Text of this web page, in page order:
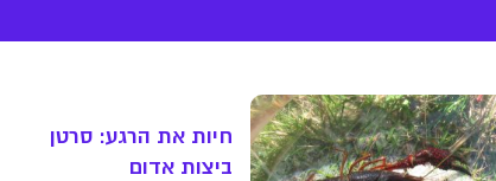
חיות את הרגע: סרטן
ביצות אדום